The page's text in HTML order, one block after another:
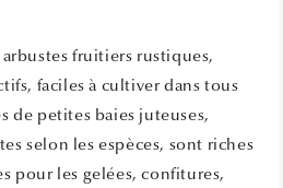
fruitiers rustiques,
faciles à cultiver dans tous
de petites baies juteuses,
selon les espèces, sont riches
pour les gelées, confitures,